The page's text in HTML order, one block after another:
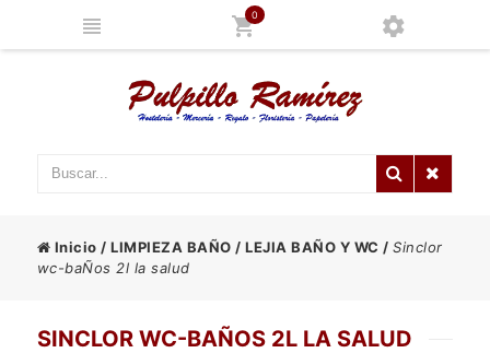
0
Inicio /LIMPIEZA BAÑO /LEJIA BAÑO Y WC /Sinclor
wc-baÑos 2l la salud
SINCLOR WC-BAÑOS 2L LA SALUD